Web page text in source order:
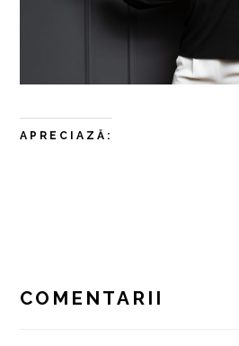
APRECIAZĂ:
INTERACTIONS
COMENTARII